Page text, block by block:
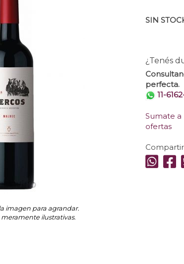
imagen para agrandar.
ilustrativas.
SIN
¿Tenés
perfecta.
11-
Sumate a
ofertas
Compartir